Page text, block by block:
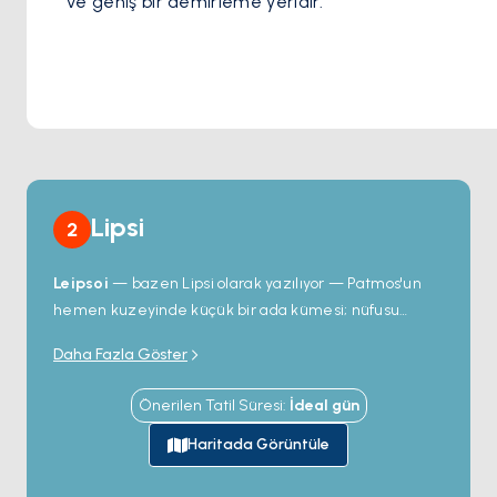
2 Lipsi
Leipsoi — bazen Lipsi olarak yazılıyor — Patmos'un
hemen kuzeyinde küçük bir ada kümesi; nüfusu
arasında bölünmüş.
teknelerini kolayca kabul ediyor; rıhtım çevresinde üç
ya da dört meyhane günün avını servis ediyor. Kıyı
yürüyerek ya da dinghyile ulaşılan boş plajları
Platys Gialos,Hochlakoura
Daha Fazla Göster
Önerilen Tatil Süresi: İdeal gün
Haritada Görüntüle